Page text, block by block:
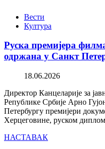
Вести
Култура
Руска премијера
одржана у Санкт
18.06.2026
Директор Канцеларије за
Републике Србије Арно
Петербургу премијери
Херцеговине, руском
НАСТАВАК